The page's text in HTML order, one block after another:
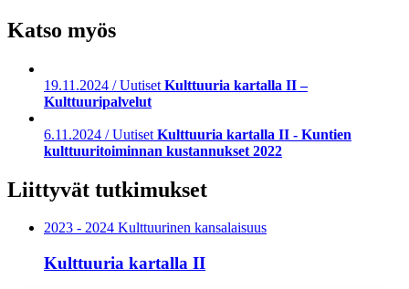
Katso myös
19.11.2024 / Uutiset Kulttuuria kartalla II –
Kulttuuripalvelut
6.11.2024 / Uutiset Kulttuuria kartalla II - Kuntien
kulttuuritoiminnan kustannukset 2022
Liittyvät tutkimukset
2023 - 2024 Kulttuurinen kansalaisuus
Kulttuuria kartalla II